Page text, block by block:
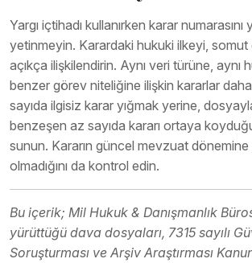
Yargı içtihadı kullanırken karar numarasını
yetinmeyin. Karardaki hukuki ilkeyi,
açıkça ilişkilendirin. Aynı veri türüne, aynı
benzer görev niteliğine ilişkin kararlar
sayıda ilgisiz karar yığmak yerine,
benzeşen az sayıda kararı ortaya
sunun. Kararın güncel mevzuat
olmadığını da kontrol edin.
Bu içerik; Mil Hukuk & Danışmanlık
yürüttüğü dava dosyaları, 7315 sayılı
Soruşturması ve Arşiv Araştırması